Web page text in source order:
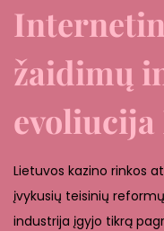
žaidimų
Lietuvos kazino rinkos
įvykusių teisinių
industrija įgyjo tikrą